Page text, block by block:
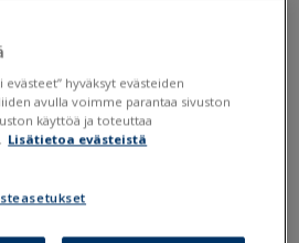
evästeet” hyväksyt evästeiden
avulla voimme parantaa sivuston
käyttöä ja toteuttaa
Lisätietoa evästeistä